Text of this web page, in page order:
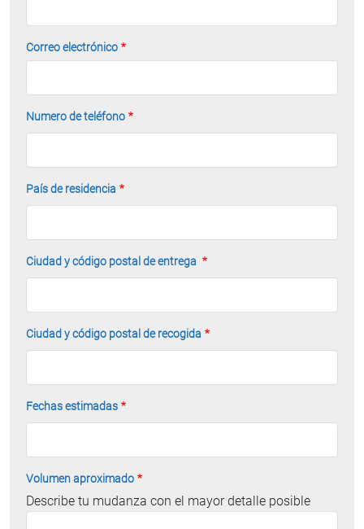
Correo electrónico
Numero de teléfono
País de residencia
Ciudad y código postal de entrega
Ciudad y código postal de recogida
Fechas estimadas
Volumen aproximado
Describe tu mudanza con el mayor detalle posible